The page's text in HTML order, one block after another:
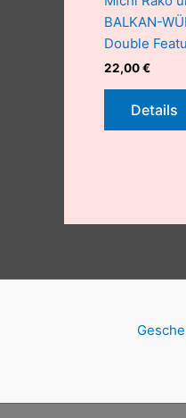
BALKAN-
Double
22,00€
Details